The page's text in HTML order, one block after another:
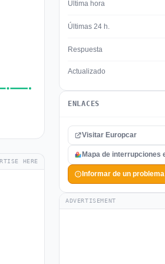
HERE
Última hora
Últimas 24 h.
Respuesta
Actualizado
ENLACES
Visitar Europcar
Mapa de interrupciones
Informar de un problema
ADVERTISEMENT